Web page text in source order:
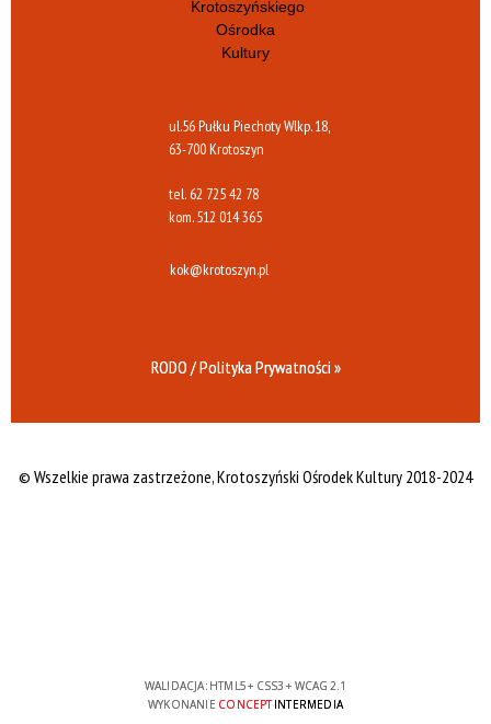
ul.56 Pułku Piechoty Wlkp. 18,
63-700 Krotoszyn
tel. 62 725 42 78
kom.512 014 365
kok@krotoszyn.pl
RODO / Polityka Prywatności »
© Wszelkie prawa zastrzeżone,Krotoszyński Ośrodek Kultury 2018-2024
WALIDACJA: HTML5+ CSS3 + WCAG 2.1
WYKONANIE CONCEPTINTERMEDIA